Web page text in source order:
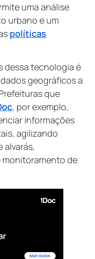
uma análise
urbano e um
políticas
dessa tecnologia é
geográficos a
que
, por exemplo,
informações
agilizando
alvarás,
monitoramento de